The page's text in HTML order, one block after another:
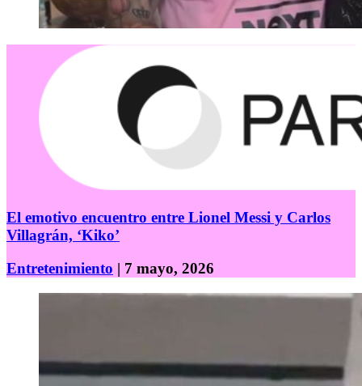
El emotivo encuentro entre Lionel Messi y Carlos
Villagrán, ‘Kiko’
Entretenimiento | 7 mayo, 2026